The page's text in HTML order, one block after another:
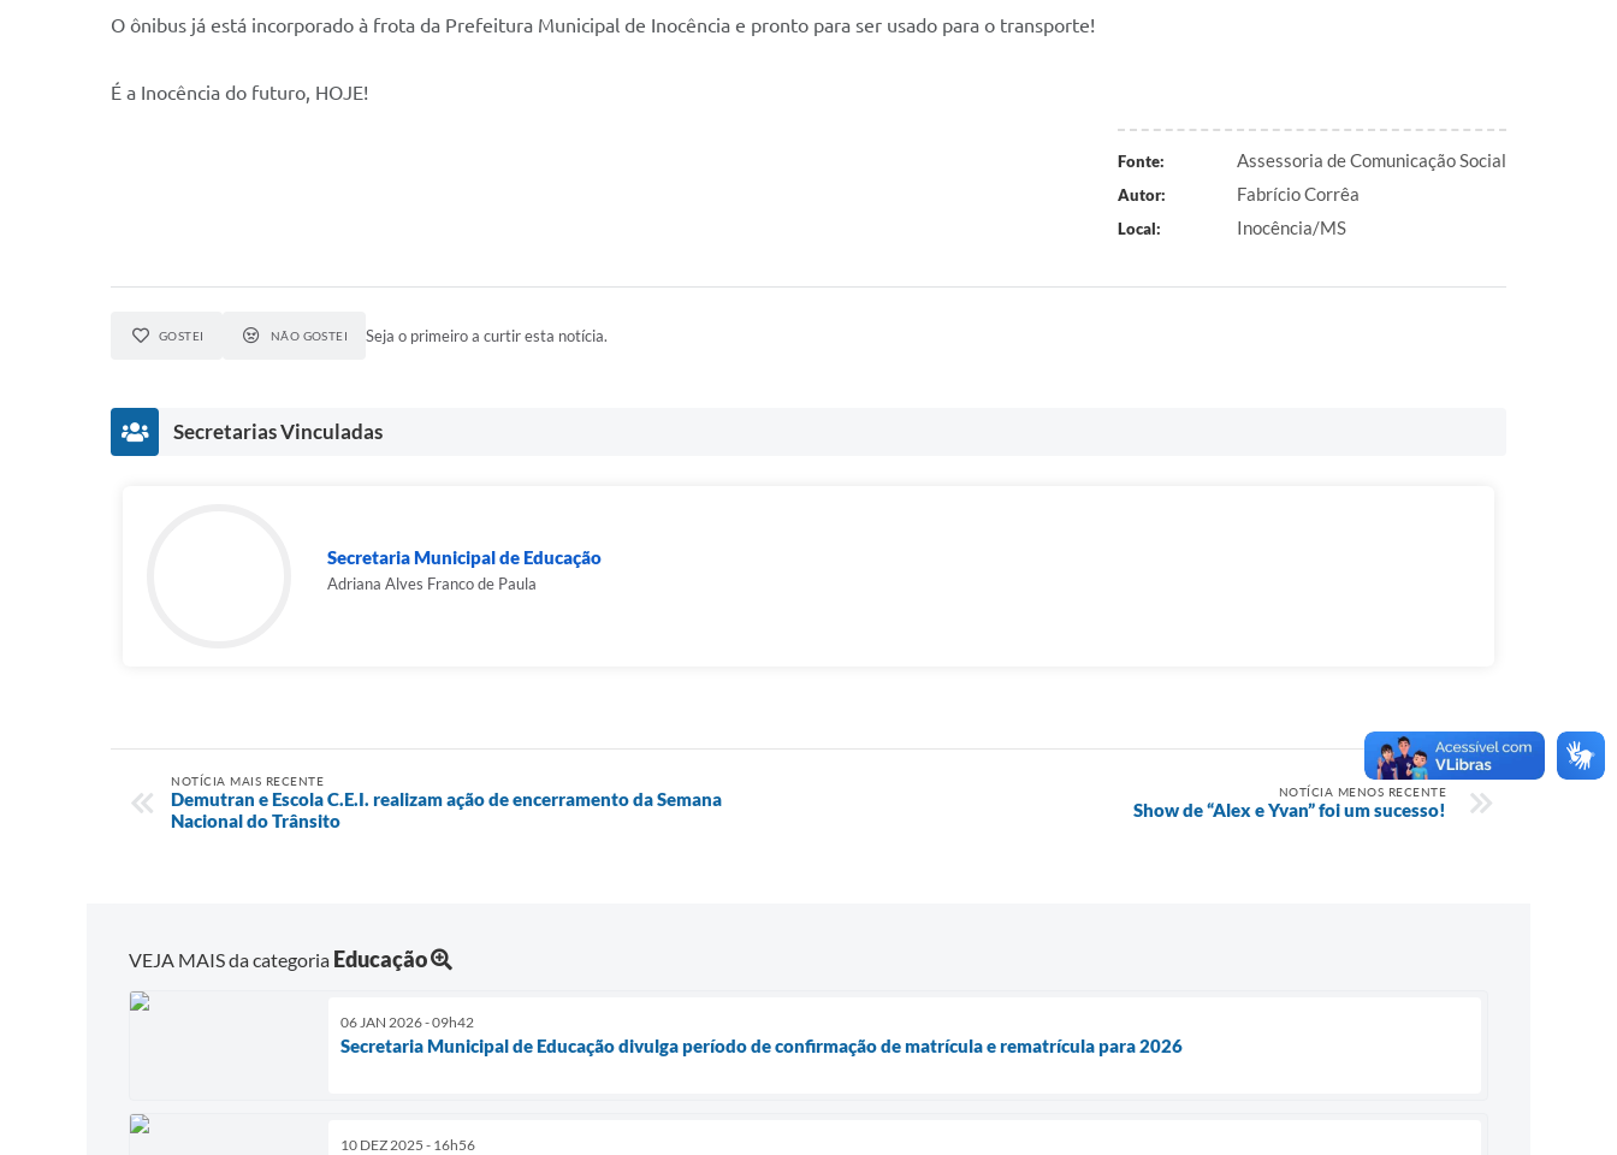
O ônibus já está incorporado à frota da Prefeitura Municipal de Inocência e pronto para ser usado para o transporte!
É a Inocência do futuro, HOJE!
Fonte: Assessoria de Comunicação Social
Autor: Fabrício Corrêa
Local: Inocência/MS
GOSTEI NÃO GOSTEI Seja o primeiro a curtir esta notícia.
Secretarias Vinculadas
Secretaria Municipal de Educação
Adriana Alves Franco de Paula
NOTÍCIA MAIS RECENTE
Demutran e Escola C.E.I. realizam ação de encerramento da Semana
Nacional do Trânsito
NOTÍCIA MENOS RECENTE
Show de “Alex e Yvan” foi um sucesso!
VEJA MAIS da categoria Educação
06 JAN 2026 - 09h42
Secretaria Municipal de Educação divulga período de confirmação de matrícula e rematrícula para 2026
10 DEZ 2025 - 16h56